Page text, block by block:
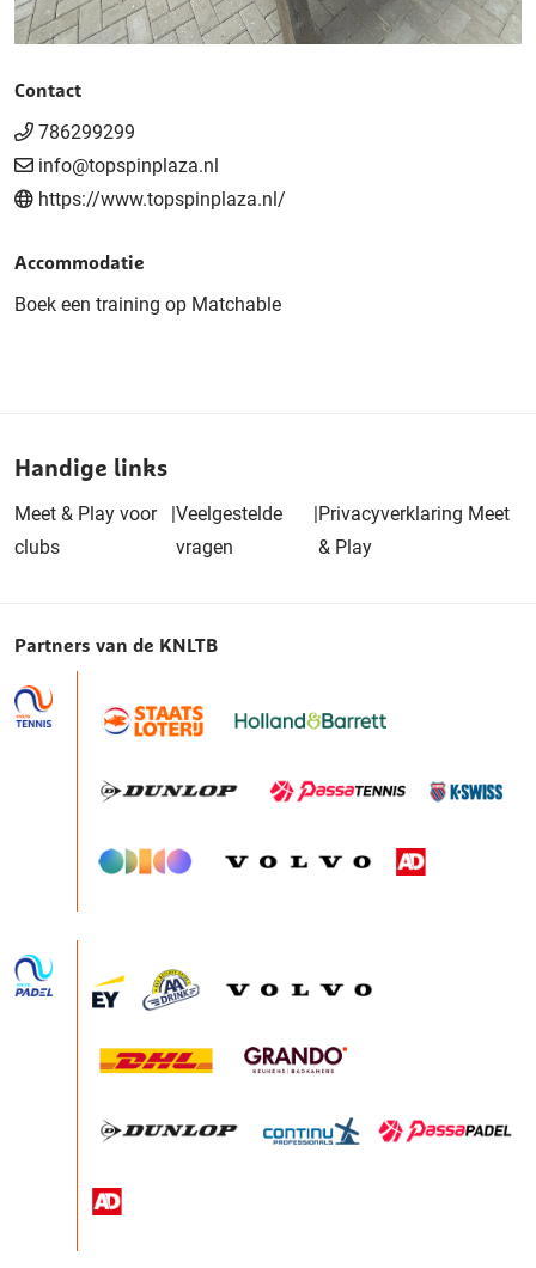
Contact
786299299
info@topspinplaza.nl
https://www.topspinplaza.nl/
Accommodatie
Boek een training op Matchable
Handige links
Meet & Play voor
clubs
|Veelgestelde
vragen
Privacyverklaring Meet
& Play
Partners van de KNLTB